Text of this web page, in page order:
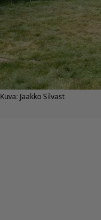
Kuva: Jaakko Silvast